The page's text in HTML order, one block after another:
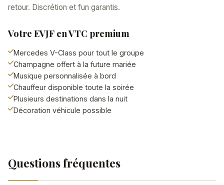
retour. Discrétion et fun garantis.
Votre EVJF en VTC premium
Mercedes V-Class pour tout le groupe
Champagne offert à la future mariée
Musique personnalisée à bord
Chauffeur disponible toute la soirée
Plusieurs destinations dans la nuit
Décoration véhicule possible
Questions fréquentes